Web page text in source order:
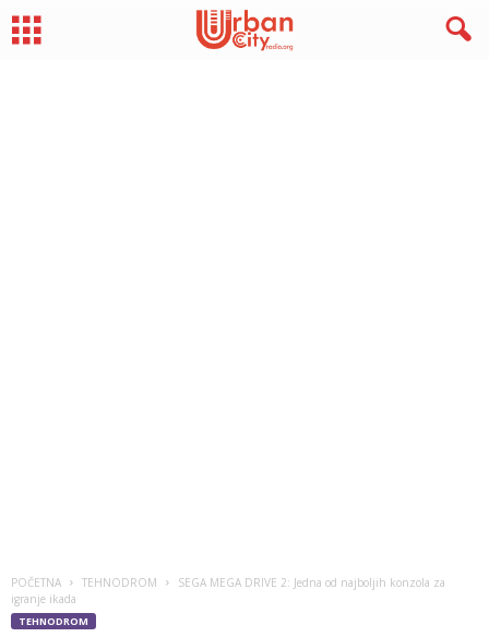
POČETNA TEHNODROM
SEGA MEGA DRIVE 2: Jedna od najboljih konzola za
igranje ikada
TEHNODROM